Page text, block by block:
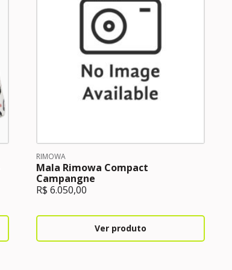
RIMOWA
Mala Rimowa Compact
Campangne
R$ 6.050,00
Ver produto